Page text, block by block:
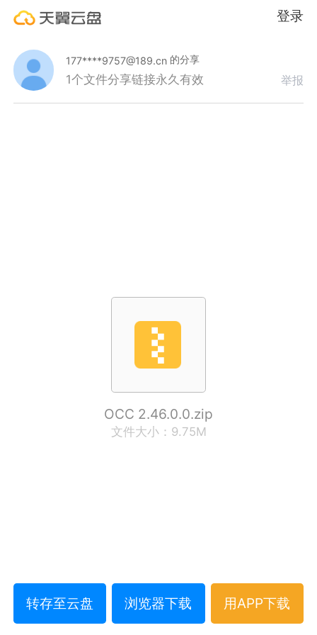
登录
177****9757@189.cn 的分享
1个文件分享链接永久有效 举报
OCC 2.46.0.0.zip
文件大小：9.75M
转存至云盘 浏览器下载 用APP下载